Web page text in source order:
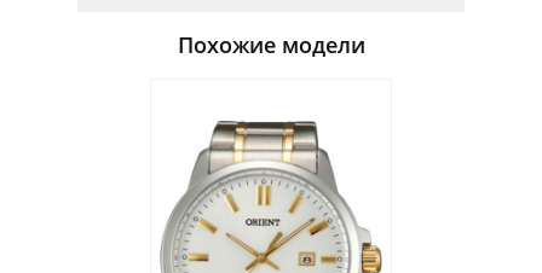
Похожие модели